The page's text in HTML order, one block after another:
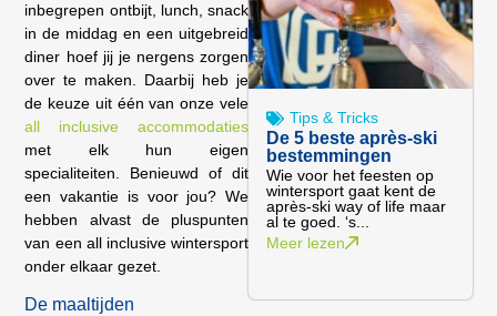
inbegrepen ontbijt, lunch, snack
in de middag en een uitgebreid
diner hoef jij je nergens zorgen
over te maken. Daarbij heb je
de keuze uit één van onze vele
all inclusive accommodaties
met elk hun eigen
specialiteiten. Benieuwd of dit
een vakantie is voor jou? We
hebben alvast de pluspunten
van een all inclusive wintersport
onder elkaar gezet.
De maaltijden
Tips & Tricks
De 5 beste après-ski
bestemmingen
Wie voor het feesten op
wintersport gaat kent de
après-ski way of life maar
al te goed. ‘s...
Meer lezen